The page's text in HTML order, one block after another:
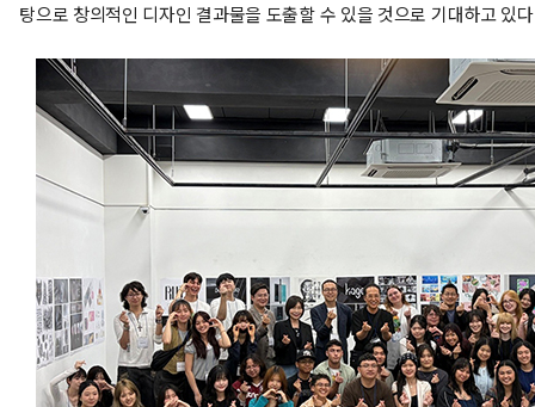
탕으로 창의적인 디자인 결과물을 도출할 수 있을 것으로 기대하고 있